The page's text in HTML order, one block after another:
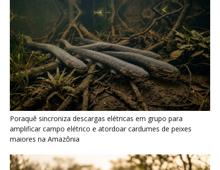
Seriema combina corridas em alta velocidade e arremessos
contra rochas para imobilizar serpentes peçonhentas no
cerrado